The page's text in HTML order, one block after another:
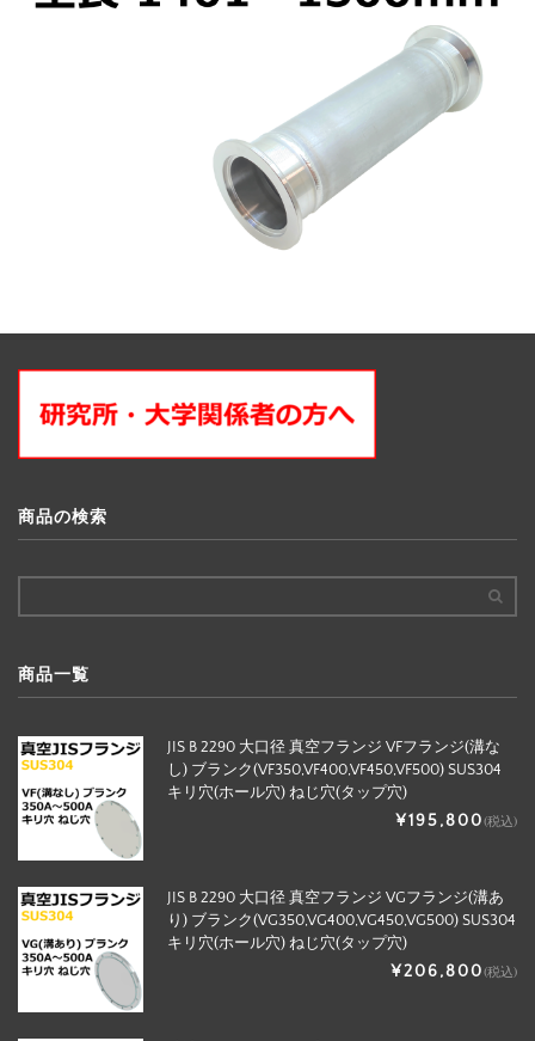
商品の検索
商品一覧
JIS B 2290 大口径 真空フランジ VFフランジ(溝な
し) ブランク(VF350,VF400,VF450,VF500) SUS304
キリ穴(ホール穴) ねじ穴(タップ穴)
¥195,800(税込)
JIS B 2290 大口径 真空フランジ VGフランジ(溝あ
り) ブランク(VG350,VG400,VG450,VG500) SUS304
キリ穴(ホール穴) ねじ穴(タップ穴)
¥206,800(税込)